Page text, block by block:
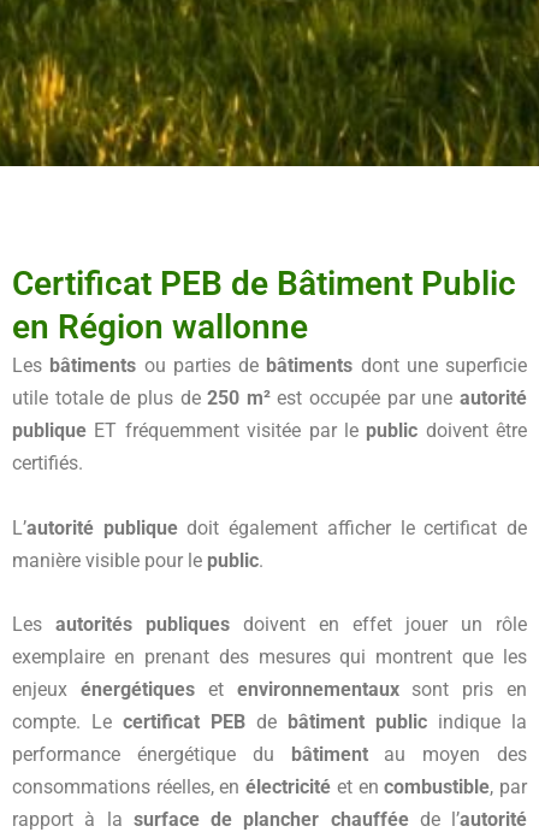
Certificat PEB de Bâtiment Public
en Région wallonne​
Les bâtiments ou parties de bâtiments dont une superficie
utile totale de plus de250 m²est occupée par uneautorité
publique ET fréquemment visitée par le public doivent être
certifiés.
L’autorité publiquedoit également afficher le certificat de
manière visible pour le public.
Les autorités publiques doivent en effet jouer un rôle
exemplaire en prenant des mesures qui montrent que les
enjeux énergétiqueset environnementauxsont pris en
compte. Le certificat PEB de bâtiment public indique la
performance énergétique du bâtimentau moyen des
consommations réelles, enélectricité et encombustible, par
rapport à la surface de plancher chaufféede l’autorité